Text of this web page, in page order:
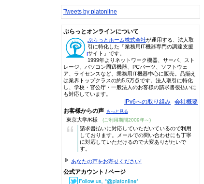
Tweets by platonline
ぷらっとオンラインについて
ぷらっとホーム株式会社が運用する、法人取
引に特化した「業務用IT機器専門の調達支援
サイト」です。
1999年よりネットワーク機器、サーバ、スト
レージ、パソコン周辺機器、PCパーツ、ソフトウェ
ア、ライセンスなど、業務用IT機器中心に販売。品揃え
は業界トップクラスの約5.5万点です。法人取引に特化
し、学校・官公庁・一般法人のお客様の請求書後払いに
も対応しています。
IPv6への取り組み 会社概要
お客様からの声 もっと見る
東京大学/K様 (ご利用期間2009年～)
“
請求書払いに対応していただいているので利用
しております。メールでの問い合わせにも丁寧
に対応していただけるので大変ありがたいで
す。
あなたの声をお寄せください!
公式アカウント / ページ